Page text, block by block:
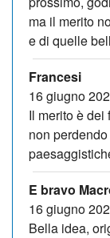
ma il merito
e di quelle
Francesi
16 giugno
Il merito è
non
E bravo
16 giugno
Bella idea,